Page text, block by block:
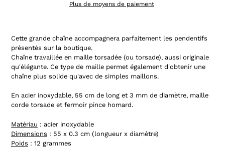
Plus de moyens de paiement
produit
à
votre
panier
Cette grande chaîne accompagnera parfaitement les pendentifs
présentés sur la boutique.
Chaîne travaillée en maille torsadée (ou torsade), aussi originale
qu'élégante. Ce type de maille permet également d'obtenir une
chaîne plus solide qu'avec de simples maillons.
En acier inoxydable, 55 cm de long et 3 mm de diamètre, maille
corde torsade et fermoir pince homard.
Matériau : acier inoxydable
Dimensions : 55 x 0.3 cm (longueur x diamètre)
Poids : 12 grammes